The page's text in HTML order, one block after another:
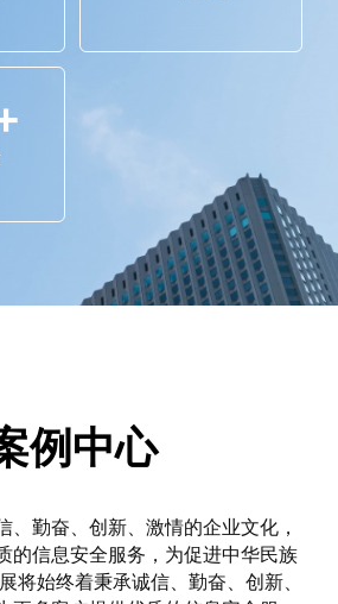
+
例中心
、勤奋、创新、激情的企业文化，
的信息安全服务，为促进中华民族
将始终着秉承诚信、勤奋、创新、